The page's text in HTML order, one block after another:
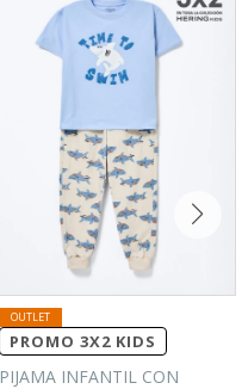
PROMO 3X2 KIDS
PIJAMA INFANTIL CON